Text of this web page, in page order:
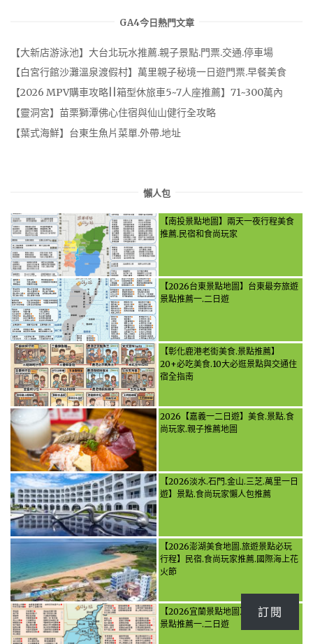
GA4今日熱門文章
【大新店游泳池】大台北玩水推薦.親子景點.門票.交通.停車場
【白宮行館沙灘溫泉渡假村】萬里親子秘境一日遊門票.早餐美食
【2026 MPV購車攻略||箱型休旅車5~7人座推薦】71~300萬內
【靈洞宮】苗栗獅潭佛心住宿與仙山健行全攻略
【葉式海鮮】台東生魚片菜單.外帶.地址
懶人包
【南投景點地圖】兩天一夜行程美食
推薦.民宿和食尚玩家
【2026台東景點地圖】台東最夯旅遊
景點推薦一.二日遊
【彰化鹿港老街美食.景點推薦】
20+必吃美食.10大必逛景點與交通住
宿全指南
2026【嘉義一二日遊】美食.景點.食
尚玩家.親子推薦地圖
【2026淡水.石門.金山.三芝.萬里一日
遊】景點.食尚玩家懶人包推薦
【2026澎湖美食地圖.旅遊景點必玩
行程】民宿.食尚玩家推薦.國際海上花
火節
【2026宜蘭景點地圖】宜蘭最夯旅遊
景點推薦一.二日遊
訂閱